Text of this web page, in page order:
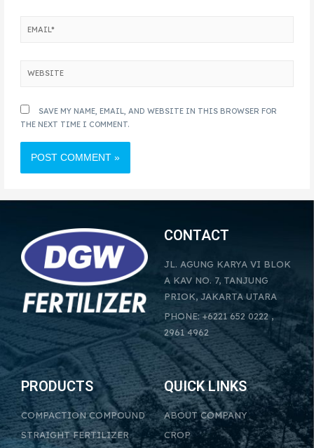
SAVE MY NAME, EMAIL, AND WEBSITE IN THIS BROWSER FOR
THE NEXT TIME I COMMENT.
CONTACT
JL. AGUNG KARYA VI BLOK
A KAV NO. 7, TANJUNG
PRIOK, JAKARTA UTARA
PHONE: +6221 652 0222 ,
2961 4962
PRODUCTS
COMPACTION COMPOUND
STRAIGHT FERTILIZER
QUICK LINKS
ABOUT COMPANY
CROP